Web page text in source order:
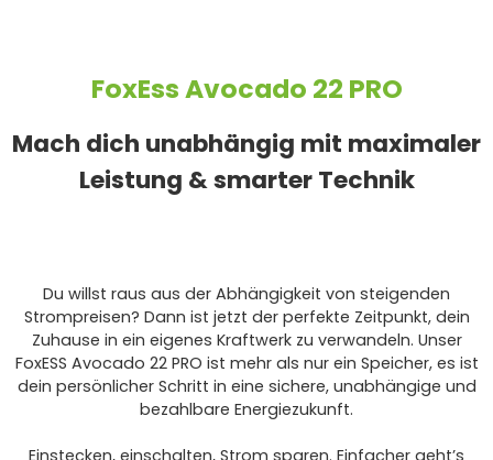
FoxEss Avocado 22 PRO
Mach dich unabhängig mit maximaler
Leistung & smarter Technik
Du willst raus aus der Abhängigkeit von steigenden
Strompreisen? Dann ist jetzt der perfekte Zeitpunkt, dein
Zuhause in ein eigenes Kraftwerk zu verwandeln. Unser
FoxESS Avocado 22 PRO ist mehr als nur ein Speicher, es ist
dein persönlicher Schritt in eine sichere, unabhängige und
bezahlbare Energiezukunft.
Einstecken, einschalten, Strom sparen. Einfacher geht’s